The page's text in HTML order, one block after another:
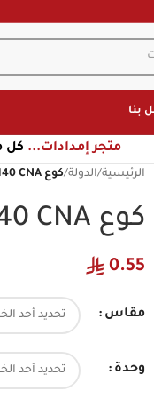
بنا
متجر إمدادات... كل
الرئيسية/الدولة/كوع BWF BS 90D SCH40 CNA
كوع BWF BS 90D SCH40 CNA
0.55
مقاس
وحدة